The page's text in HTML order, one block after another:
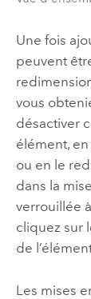
Une fois
peuvent
vous
désactiver
élément,
ou en le
dans la
verrouillée
cliquez sur
de
Les mises